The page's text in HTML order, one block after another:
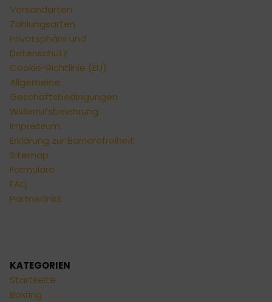
Versandarten
Zahlungsarten
Privatsphäre und
Datenschutz
Cookie-Richtlinie (EU)
Allgemeine
Geschäftsbedingungen
Widerrufsbelehrung
Impressum
Erklärung zur Barrierefreiheit
Sitemap
Formulare
FAQ
Partnerlinks
KATEGORIEN
Startseite
Boxring